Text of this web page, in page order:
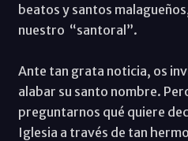
beatos y santos
nuestro “santoral”.
Ante tan grata noticia, os
alabar su santo nombre.
preguntarnos qué quiere
Iglesia a través de tan